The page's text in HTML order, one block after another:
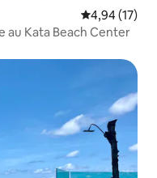
Évaluation
4,94 (17)
Kata Beach Center